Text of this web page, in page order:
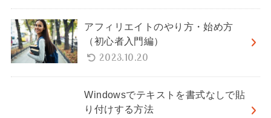
アフィリエイトのやり方・始め方
（初心者入門編）
2023.10.20
Windowsでテキストを書式なしで貼
り付けする方法